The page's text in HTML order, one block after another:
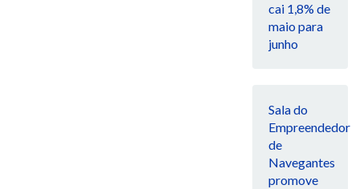
cai 1,8% de
maio para
junho
Sala do
Empreendedor
de
Navegantes
promove